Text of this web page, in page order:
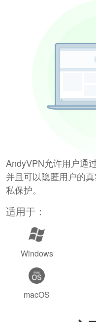
AndyVPN允许用户通
并且可以隐匿用户的
私保护。
适用于：
Windows
macOS